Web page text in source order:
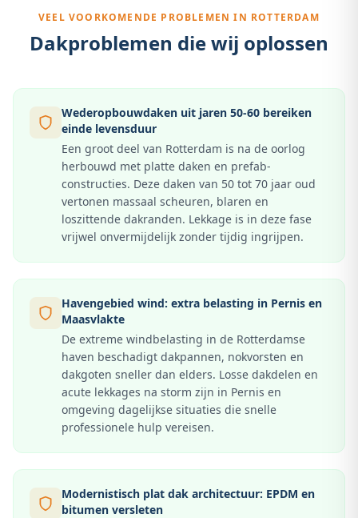
VEEL VOORKOMENDE PROBLEMEN IN ROTTERDAM
Dakproblemen die wij oplossen
Wederopbouwdaken uit jaren 50-60 bereiken
einde levensduur
Een groot deel van Rotterdam is na de oorlog
herbouwd met platte daken en prefab-
constructies. Deze daken van 50 tot 70 jaar oud
vertonen massaal scheuren, blaren en
loszittende dakranden. Lekkage is in deze fase
vrijwel onvermijdelijk zonder tijdig ingrijpen.
Havengebied wind: extra belasting in Pernis en
Maasvlakte
De extreme windbelasting in de Rotterdamse
haven beschadigt dakpannen, nokvorsten en
dakgoten sneller dan elders. Losse dakdelen en
acute lekkages na storm zijn in Pernis en
omgeving dagelijkse situaties die snelle
professionele hulp vereisen.
Modernistisch plat dak architectuur: EPDM en
bitumen versleten